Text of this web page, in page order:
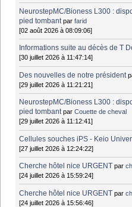
NeurostepMC/Bioness L300 :
pied tombant parfarid
[02 août 2026 à 08:09:06]
Informations suite au décès de T
[30 juillet 2026 à 11:47:14]
Des nouvelles de notre président
[29 juillet 2026 à 11:21:21]
NeurostepMC/Bioness L300 :
pied tombant parCouette de cheval
[29 juillet 2026 à 11:12:41]
Cellules souches iPS - Keio
[27 juillet 2026 à 12:24:22]
Cherche hôtel nice URGENT par
[24 juillet 2026 à 15:59:24]
Cherche hôtel nice URGENT par
[24 juillet 2026 à 15:56:46]